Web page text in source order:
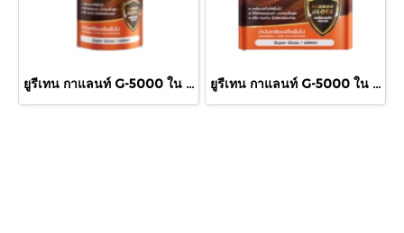
ยูรีเทน กาแลนท์ G-5000 ใน 875cc. ยูรีเทน กาแลนท์ G-5000 ใน กล.